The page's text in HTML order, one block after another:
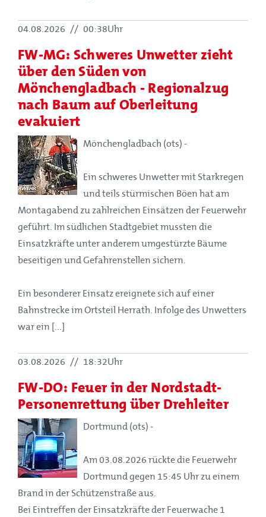
04.08.2026 // 00:38Uhr
FW-MG: Schweres Unwetter zieht
über den Süden von
Mönchengladbach - Regionalzug
nach Baum auf Oberleitung
evakuiert
Mönchengladbach (ots) -
Ein schweres Unwetter mit Starkregen
und teils stürmischen Böen hat am
Montagabend zu zahlreichen Einsätzen der Feuerwehr
geführt. Im südlichen Stadtgebiet mussten die
Einsatzkräfte unter anderem umgestürzte Bäume
beseitigen und Gefahrenstellen sichern.
Ein besonderer Einsatz ereignete sich auf einer
Bahnstrecke im Ortsteil Herrath. Infolge des Unwetters
war ein [...]
03.08.2026 // 18:32Uhr
FW-DO: Feuer in der Nordstadt-
Personenrettung über Drehleiter
Dortmund (ots) -
Am 03.08.2026 rückte die Feuerwehr
Dortmund gegen 15:45 Uhr zu einem
Brand in der Schützenstraße aus.
Bei Eintreffen der Einsatzkräfte der Feuerwache 1